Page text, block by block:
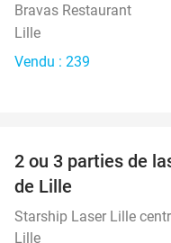
Bravas Restaurant
Lille
Vendu : 239
2 ou 3 parties de
de Lille
Starship Laser Lille
Lille